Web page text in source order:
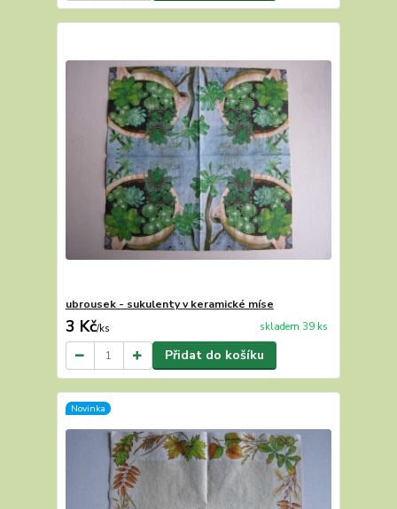
ubrousek - sukulenty v keramické míse
3 Kč/ks skladem 39 ks
Přidat do košíku
Novinka